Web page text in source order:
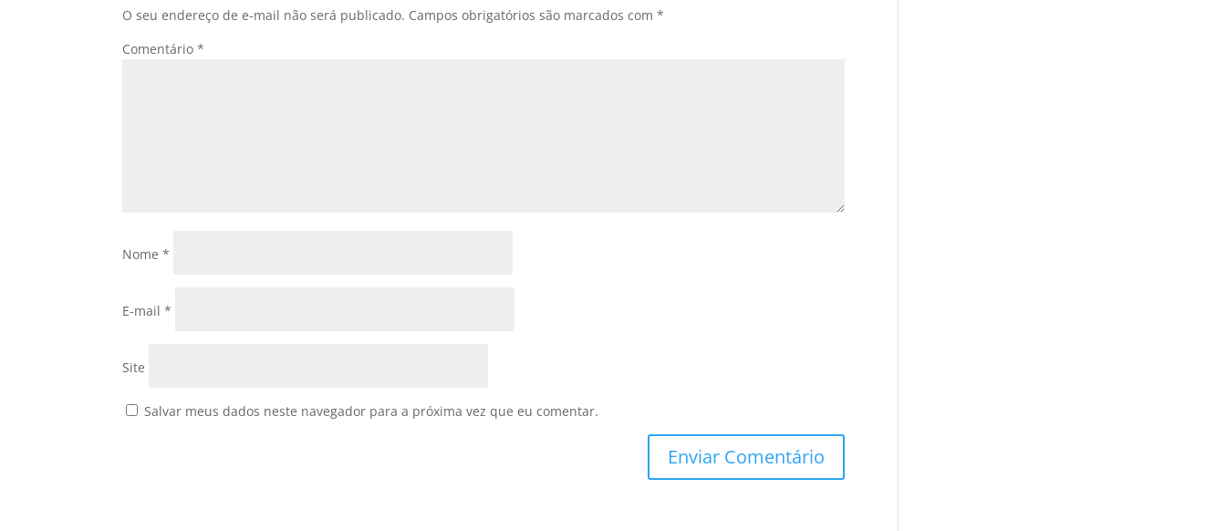
O seu endereço de e-mail não será publicado. Campos obrigatórios são marcados com*
Comentário*
Nome*
E-mail*
Site
Salvar meus dados neste navegador para a próxima vez que eu comentar.